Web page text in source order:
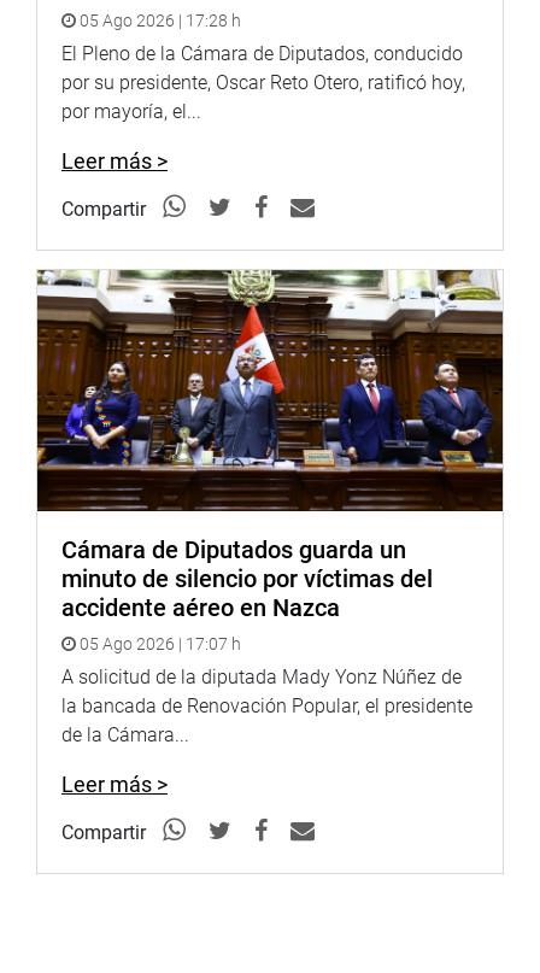
05 Ago 2026 | 17:28 h
El Pleno de la Cámara de Diputados, conducido
por su presidente, Oscar Reto Otero, ratificó hoy,
por mayoría, el...
Leer más >
Compartir
Cámara de Diputados guarda un
minuto de silencio por víctimas del
accidente aéreo en Nazca
05 Ago 2026 | 17:07 h
A solicitud de la diputada Mady Yonz Núñez de
la bancada de Renovación Popular, el presidente
de la Cámara...
Leer más >
Compartir